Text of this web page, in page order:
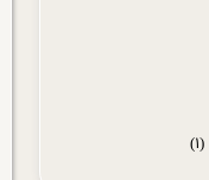
(۱)